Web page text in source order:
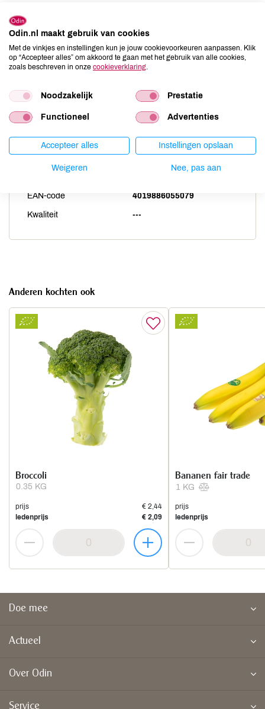
Soja
Weekdieren
onbekend
Productspecificaties
EAN-code 4019886055079
Kwaliteit ---
Anderen kochten ook
0.35 KG
Broccoli
prijs
€ 2,44
ledenprijs
€ 2,09
1 KG
Bananen fair trade
prijs
ledenprijs
Doe mee
Actueel
Over Odin
Service
Odin.nl maakt gebruik van cookies
Met de vinkjes en instellingen kun je jouw cookievoorkeuren aanpassen. Klik
op “Accepteer alles” om akkoord te gaan met het gebruik van alle cookies,
zoals beschreven in onze cookieverklaring
Noodzakelijk Prestatie
Functioneel Advertenties
Accepteer alles Instellingen opslaan
Weigeren Nee, pas aan